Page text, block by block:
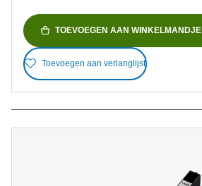
TOEVOEGEN AAN WINKELMANDJE
Toevoegen aan verlanglijst